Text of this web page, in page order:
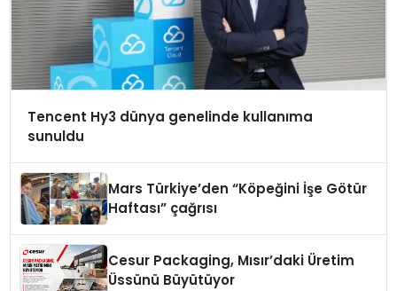
Tencent Hy3 dünya genelinde kullanıma
sunuldu
Mars Türkiye’den “Köpeğini İşe Götür
Haftası” çağrısı
Cesur Packaging, Mısır’daki Üretim
Üssünü Büyütüyor